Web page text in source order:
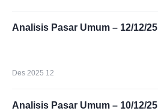
Analisis Pasar Umum – 12/12/25
Des 2025 12
Analisis Pasar Umum – 10/12/25